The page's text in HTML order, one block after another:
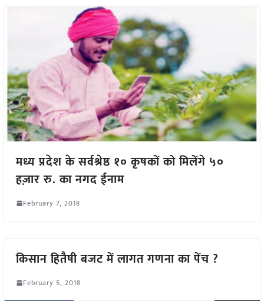
मध्य प्रदेश के सर्वश्रेष्ठ १० कृषकों को मिलेंगे ५०
हज़ार रु. का नगद ईनाम
February 7, 2018
किसान हितैषी बजट में लागत गणना का पेंच ?
February 5, 2018